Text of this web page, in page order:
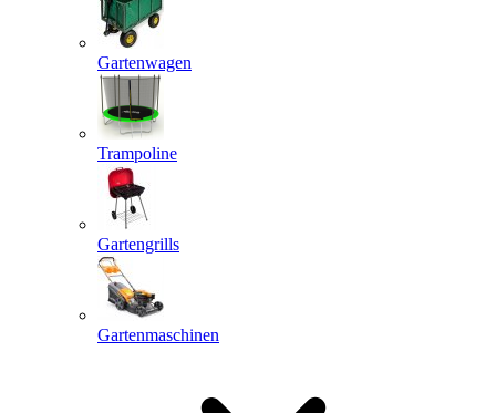
Gartenwagen
Trampoline
Gartengrills
Gartenmaschinen